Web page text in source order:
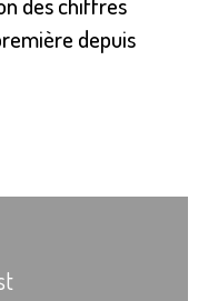
depuis